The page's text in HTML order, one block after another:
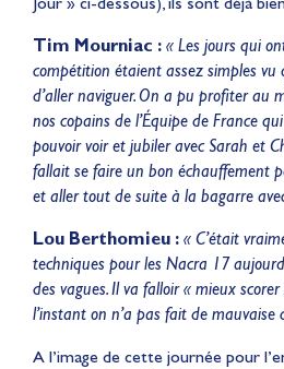
Tim Mourniac : « Les jours qui
compétition étaient assez simples vu
d’aller naviguer. On a pu profiter au
nos copains de l’Équipe de France
pouvoir voir et jubiler avec Sarah et
fallait se faire un bon échauffement
et aller tout de suite à la bagarre
Lou Berthomieu : « C’était
techniques pour les Nacra 17
des vagues. Il va falloir « mieux
l’instant on n’a pas fait de mauvaise
A l’image de cette journée pour